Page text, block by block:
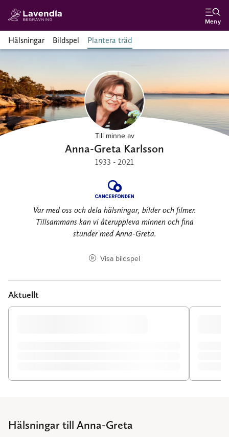
Meny
Hälsningar Bildspel Plantera träd
Till minne av
Anna-Greta Karlsson
1933 - 2021
Var med oss och dela hälsningar, bilder och filmer.
Tillsammans kan vi återuppleva minnen och fina
stunder med Anna-Greta.
Visa bildspel
Aktuellt
Hälsningar till Anna-Greta